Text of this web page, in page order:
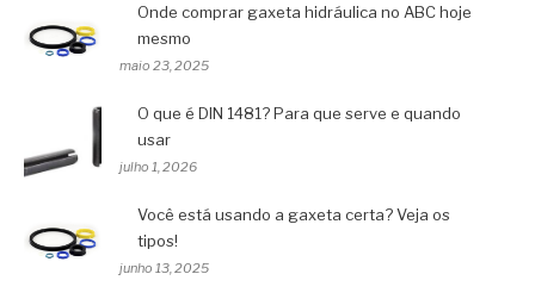
Onde comprar gaxeta hidráulica no ABC hoje
mesmo
maio 23, 2025
O que é DIN 1481? Para que serve e quando
usar
julho 1, 2026
Você está usando a gaxeta certa? Veja os
tipos!
junho 13, 2025